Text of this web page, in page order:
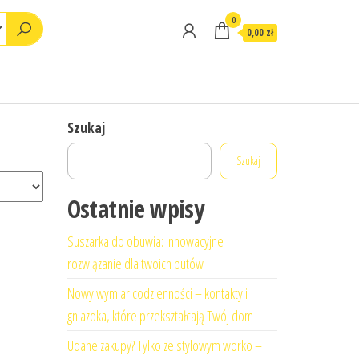
0
0,00 zł
Szukaj
Szukaj
Ostatnie wpisy
Suszarka do obuwia: innowacyjne
rozwiązanie dla twoich butów
Nowy wymiar codzienności – kontakty i
gniazdka, które przekształcają Twój dom
Udane zakupy? Tylko ze stylowym worko –